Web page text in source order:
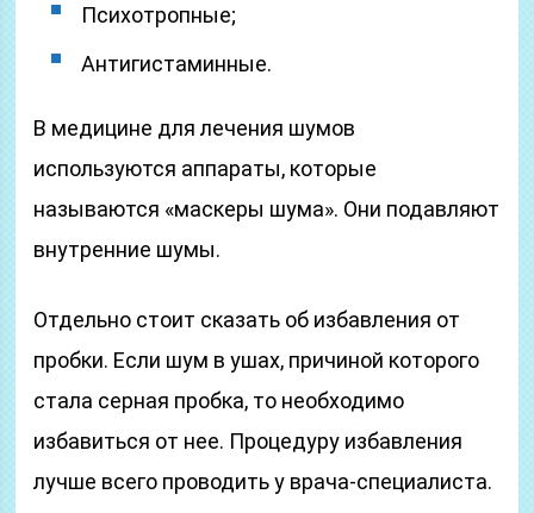
Психотропные;
Антигистаминные.
В медицине для лечения шумов
используются аппараты, которые
называются «маскеры шума». Они подавляют
внутренние шумы.
Отдельно стоит сказать об избавления от
пробки. Если шум в ушах, причиной которого
стала серная пробка, то необходимо
избавиться от нее. Процедуру избавления
лучше всего проводить у врача-специалиста.